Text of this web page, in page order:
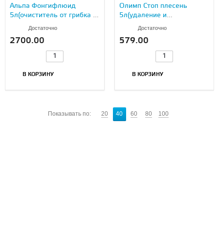
Альпа Фонгифлюид
5л(очиститель от грибка и
плесени)Достаточно
2700.00
В КОРЗИНУ
Олимп Стоп плесень
5л(удаление и
профилактика
Достаточно
579.00
В КОРЗИНУ
Показывать по: 20 40 60 80 100